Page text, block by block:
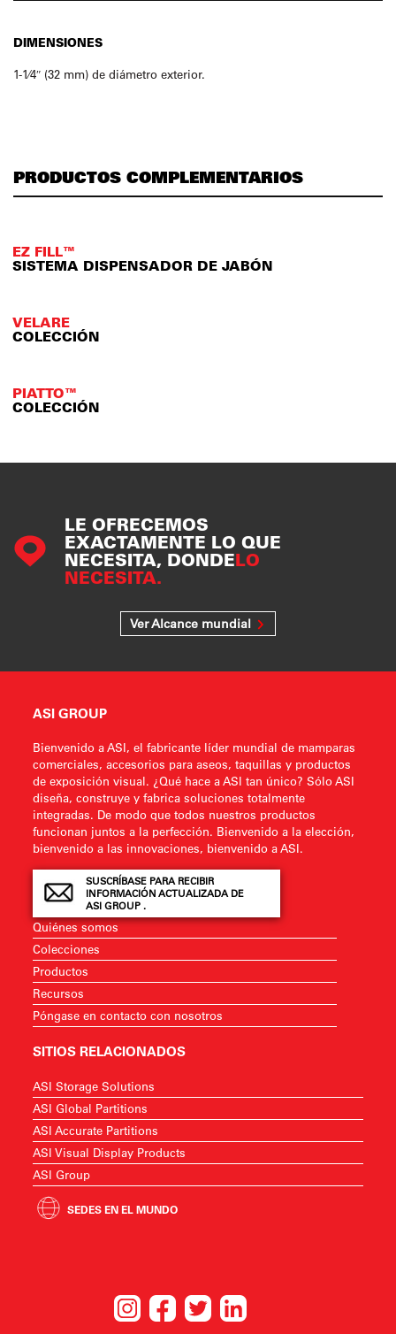
DIMENSIONES
1-1⁄4″ (32 mm) de diámetro exterior.
PRODUCTOS COMPLEMENTARIOS
EZ FILL™
SISTEMA DISPENSADOR DE JABÓN
VELARE
COLECCIÓN
PIATTO™
COLECCIÓN
LE OFRECEMOS
EXACTAMENTE LO QUE
NECESITA, DONDELO
NECESITA.
Ver Alcance mundial
ASI GROUP
Bienvenido a ASI, el fabricante líder mundial de mamparas
comerciales, accesorios para aseos, taquillas y productos
de exposición visual. ¿Qué hace a ASI tan único? Sólo ASI
diseña, construye y fabrica soluciones totalmente
integradas. De modo que todos nuestros productos
funcionan juntos a la perfección. Bienvenido a la elección,
bienvenido a las innovaciones, bienvenido a ASI.
SUSCRÍBASE PARA RECIBIR
INFORMACIÓN ACTUALIZADA DE
ASI GROUP .
Quiénes somos
Colecciones
Productos
Recursos
Póngase en contacto con nosotros
SITIOS RELACIONADOS
ASI Storage Solutions
ASI Global Partitions
ASI Accurate Partitions
ASI Visual Display Products
ASI Group
SEDES EN EL MUNDO